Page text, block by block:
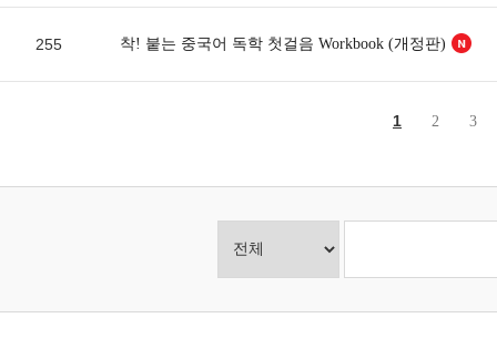
255 착! 붙는 중국어 독학 첫걸음 Workbook (개정판)
1 2 3